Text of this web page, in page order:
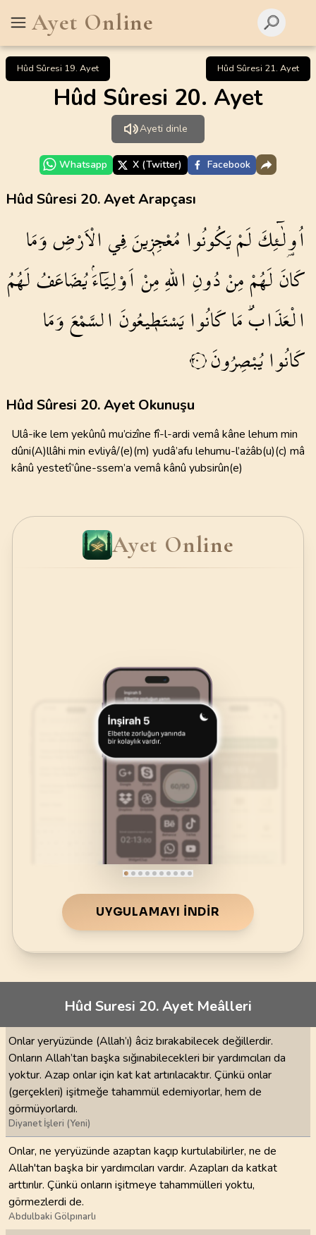
Ayet Online
Hûd Sûresi 19. Ayet Hûd Sûresi 21. Ayet
Hûd Sûresi 20. Ayet
Ayeti dinle
Whatsapp X (Twitter) Facebook
Hûd Sûresi 20. Ayet Arapçası
اُو۬لٰٓئِكَلَمْيَكُونُوا مُعْجِز۪ينَفِيالْاَرْضِوَمَا
كَانَلَهُمْمِنْدُونِاللّٰهِمِنْاَوْلِيَٓاءَۢيُضَاعَفُلَهُمُ
الْعَذَابُۜمَاكَانُوايَسْتَط۪يعُونَالسَّمْعَوَمَا
كَانُوايُبْصِرُونَ ٢٠
Hûd Sûresi 20. Ayet Okunuşu
Ulâ-ike lem yekûnû mu’cizîne fî-l-ardi vemâ kâne lehum min
dûni(A)llâhi min evliyâ/(e)(m) yudâ’afu lehumu-l’ażâb(u)(c) mâ
kânû yestetî’ûne-ssem’a vemâ kânû yubsirûn(e)
Ayet Online
UYGULAMAYI İNDIR
Hûd Suresi 20. Ayet Meâlleri
Onlar yeryüzünde (Allah’ı) âciz bırakabilecek değillerdir.
Onların Allah’tan başka sığınabilecekleri bir yardımcıları da
yoktur. Azap onlar için kat kat artırılacaktır. Çünkü onlar
(gerçekleri) işitmeğe tahammül edemiyorlar, hem de
görmüyorlardı.
Diyanet İşleri (Yeni)
Onlar, ne yeryüzünde azaptan kaçıp kurtulabilirler, ne de
Allah'tan başka bir yardımcıları vardır. Azapları da katkat
arttırılır. Çünkü onların işitmeye tahammülleri yoktu,
görmezlerdi de.
Abdulbaki Gölpınarlı